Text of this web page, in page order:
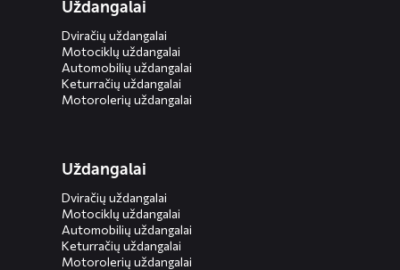
Uždangalai
Dviračių uždangalai
Motociklų uždangalai
Automobilių uždangalai
Keturračių uždangalai
Motorolerių uždangalai
Uždangalai
Dviračių uždangalai
Motociklų uždangalai
Automobilių uždangalai
Keturračių uždangalai
Motorolerių uždangalai